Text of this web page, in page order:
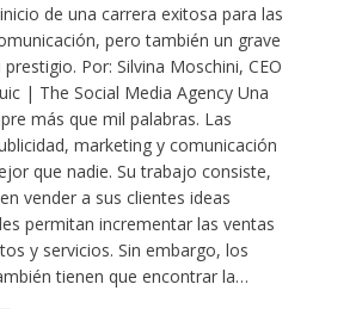
de una carrera exitosa para las
pero también un grave
Por: Silvina Moschini, CEO
| The Social Media Agency Una
más que mil palabras. Las
marketing y comunicación
que nadie. Su trabajo consiste,
vender a sus clientes ideas
permitan incrementar las ventas
y servicios. Sin embargo, los
tienen que encontrar la…